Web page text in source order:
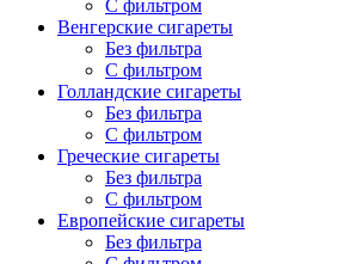
С фильтром
Венгерские сигареты
Без фильтра
С фильтром
Голландские сигареты
Без фильтра
С фильтром
Греческие сигареты
Без фильтра
С фильтром
Европейские сигареты
Без фильтра